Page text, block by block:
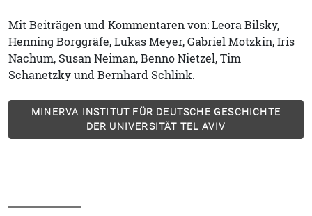
Mit Beiträgen und Kommentaren von: Leora Bilsky,
Henning Borggräfe, Lukas Meyer, Gabriel Motzkin, Iris
Nachum, Susan Neiman, Benno Nietzel, Tim
Schanetzky und Bernhard Schlink.
MINERVA INSTITUT FÜR DEUTSCHE GESCHICHTE
DER UNIVERSITÄT TEL AVIV